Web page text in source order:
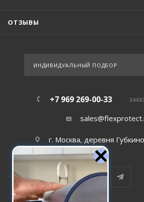
ОТЗЫВЫ
ИНДИВИДУАЛЬНЫЙ ПОДБОР
+7 969 269-00-33
г. Москва, деревня